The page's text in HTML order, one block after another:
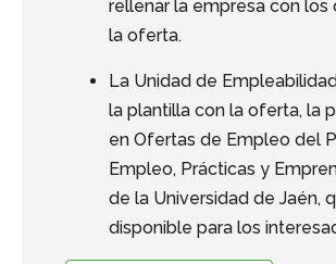
rellenar la empresa con los
la oferta.
La Unidad de
la plantilla con la oferta, la
en Ofertas de Empleo del
Empleo, Prácticas y
de la Universidad de Jaén,
disponible para los